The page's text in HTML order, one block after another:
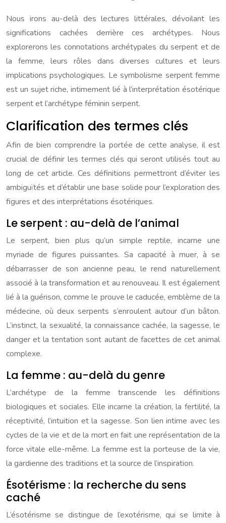
Nous irons au-delà des lectures littérales, dévoilant les
significations cachées derrière ces archétypes. Nous
explorerons les connotations archétypales du serpent et de
la femme, leurs rôles dans diverses cultures et leurs
implications psychologiques. Le symbolisme serpent femme
est un sujet riche, intimement lié à l’interprétation ésotérique
serpent et l’archétype féminin serpent.
Clarification des termes clés
Afin de bien comprendre la portée de cette analyse, il est
crucial de définir les termes clés qui seront utilisés tout au
long de cet article. Ces définitions permettront d’éviter les
ambiguïtés et d’établir une base solide pour l’exploration des
figures et des interprétations ésotériques.
Le serpent : au-delà de l’animal
Le serpent, bien plus qu’un simple reptile, incarne une
myriade de figures puissantes. Sa capacité à muer, à se
débarrasser de son ancienne peau, le rend naturellement
associé à la transformation et au renouveau. Il est également
lié à la guérison, comme le prouve le caducée, emblème de la
médecine, où deux serpents s’enroulent autour d’un bâton.
L’instinct, la sexualité, la connaissance cachée, la sagesse, le
danger et la tentation sont autant de facettes de cet animal
complexe.
La femme : au-delà du genre
L’archétype de la femme transcende les définitions
biologiques et sociales. Elle incarne la création, la fertilité, la
réceptivité, l’intuition et la sagesse. Son lien intime avec les
cycles de la vie et de la mort en fait une représentation de la
force vitale elle-même. La femme est la porteuse de la vie,
la gardienne des traditions et la source de l’inspiration.
Ésotérisme : la recherche du sens
caché
L’ésotérisme se distingue de l’exotérisme, qui se limite à